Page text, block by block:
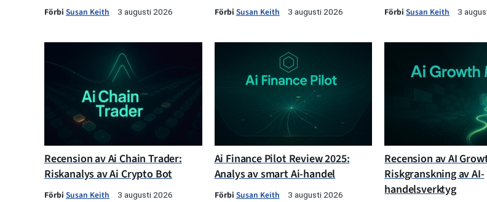
Förbi Susan Keith 3 augusti 2026 Förbi Susan Keith 3 augusti 2026 FörbiSusan Keith 3
Recension av Ai Chain Trader:
Riskanalys av Ai Crypto Bot
Förbi Susan Keith 3 augusti 2026
Ai Finance Pilot Review 2025:
Analys av smart Ai-handel
Förbi Susan Keith 3 augusti 2026
Recension av AI
Riskgranskning av AI-
handelsverktyg